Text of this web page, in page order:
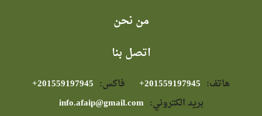
من نحن
اتصل بنا
هاتف: فاكس:
بريد الكتروني: info.afaip@gmail.com